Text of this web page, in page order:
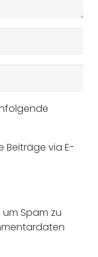
Beiträge via E-
Spam zu